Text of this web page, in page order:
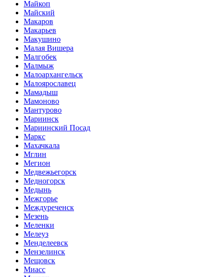
Майкоп
Майский
Макаров
Макарьев
Макушино
Малая Вишера
Малгобек
Малмыж
Малоархангельск
Малоярославец
Мамадыш
Мамоново
Мантурово
Мариинск
Мариинский Посад
Маркс
Махачкала
Мглин
Мегион
Медвежьегорск
Медногорск
Медынь
Межгорье
Междуреченск
Мезень
Меленки
Мелеуз
Менделеевск
Мензелинск
Мещовск
Миасс